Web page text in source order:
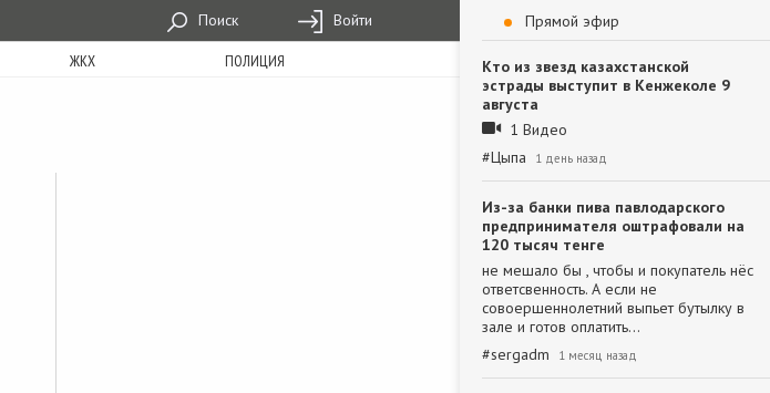
Поиск Войти
ЖКХ ПОЛИЦИЯ
Прямой эфир
Кто из звезд казахстанской
эстрады выступит в Кенжеколе 9
августа
1 Видео
#Цыпа 1 день назад
Из-за банки пива павлодарского
предпринимателя оштрафовали на
120 тысяч тенге
не мешало бы , чтобы и покупатель нёс
ответсвенность. А если не
совоершеннолетний выпьет бутылку в
зале и готов оплатить…
#sergadm 1 месяц назад